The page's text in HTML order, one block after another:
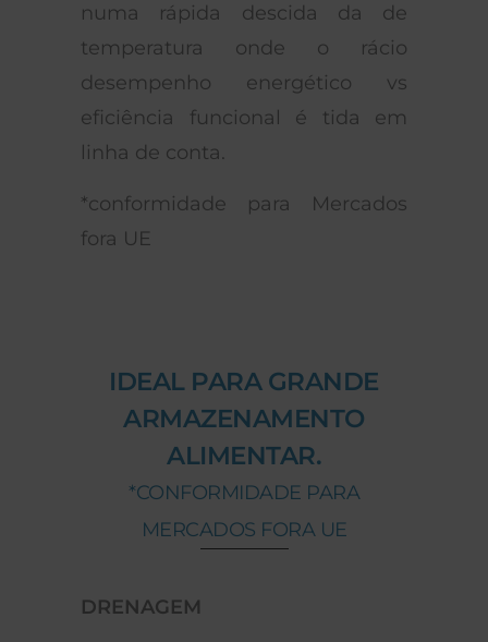
numa rápida descida da de
temperatura onde o rácio
desempenho energético vs
eficiência funcional é tida em
linha de conta.
*conformidade para Mercados
fora UE
IDEAL PARA GRANDE
ARMAZENAMENTO
ALIMENTAR.
*CONFORMIDADE PARA
MERCADOS FORA UE
DRENAGEM